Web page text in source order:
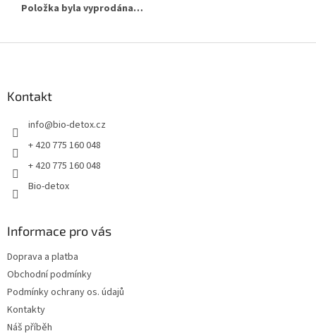
Položka byla vyprodána…
Kontakt
info@bio-detox.cz
+ 420 775 160 048
+ 420 775 160 048
Bio-detox
Informace pro vás
Doprava a platba
Obchodní podmínky
Podmínky ochrany os. údajů
Kontakty
Náš příběh